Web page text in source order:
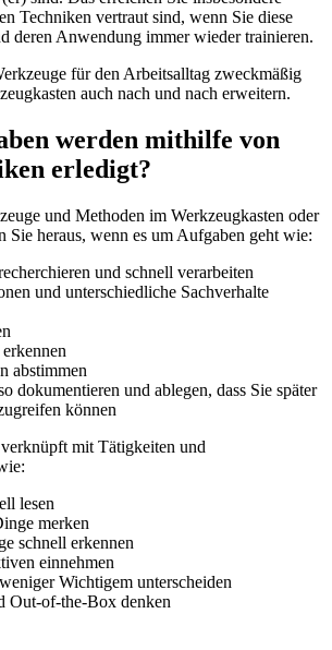
Techniken vertraut sind, wenn Sie diese
deren Anwendung immer wieder trainieren.
für den Arbeitsalltag zweckmäßig
auch nach und nach erweitern.
werden mithilfe von
erledigt?
und Methoden im Werkzeugkasten oder
Sie heraus, wenn es um Aufgaben geht wie:
und schnell verarbeiten
und unterschiedliche Sachverhalte
abstimmen
dokumentieren und ablegen, dass Sie später
können
mit Tätigkeiten und
lesen
merken
schnell erkennen
einnehmen
Wichtigem unterscheiden
Out-of-the-Box denken